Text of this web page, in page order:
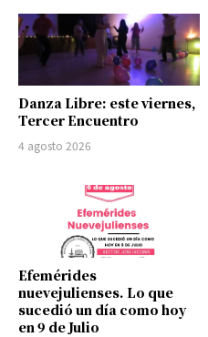
Danza Libre: este viernes,
Tercer Encuentro
4 agosto 2026
Efemérides
nuevejulienses. Lo que
sucedió un día como hoy
en 9 de Julio